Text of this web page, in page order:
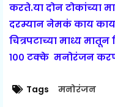
करते.या दोन टोकांच्या
दरम्यान नेमकं काय काय
चित्रपटाच्या माध्य
१०० टक्के मनोरंजन
Tags मनोरंजन